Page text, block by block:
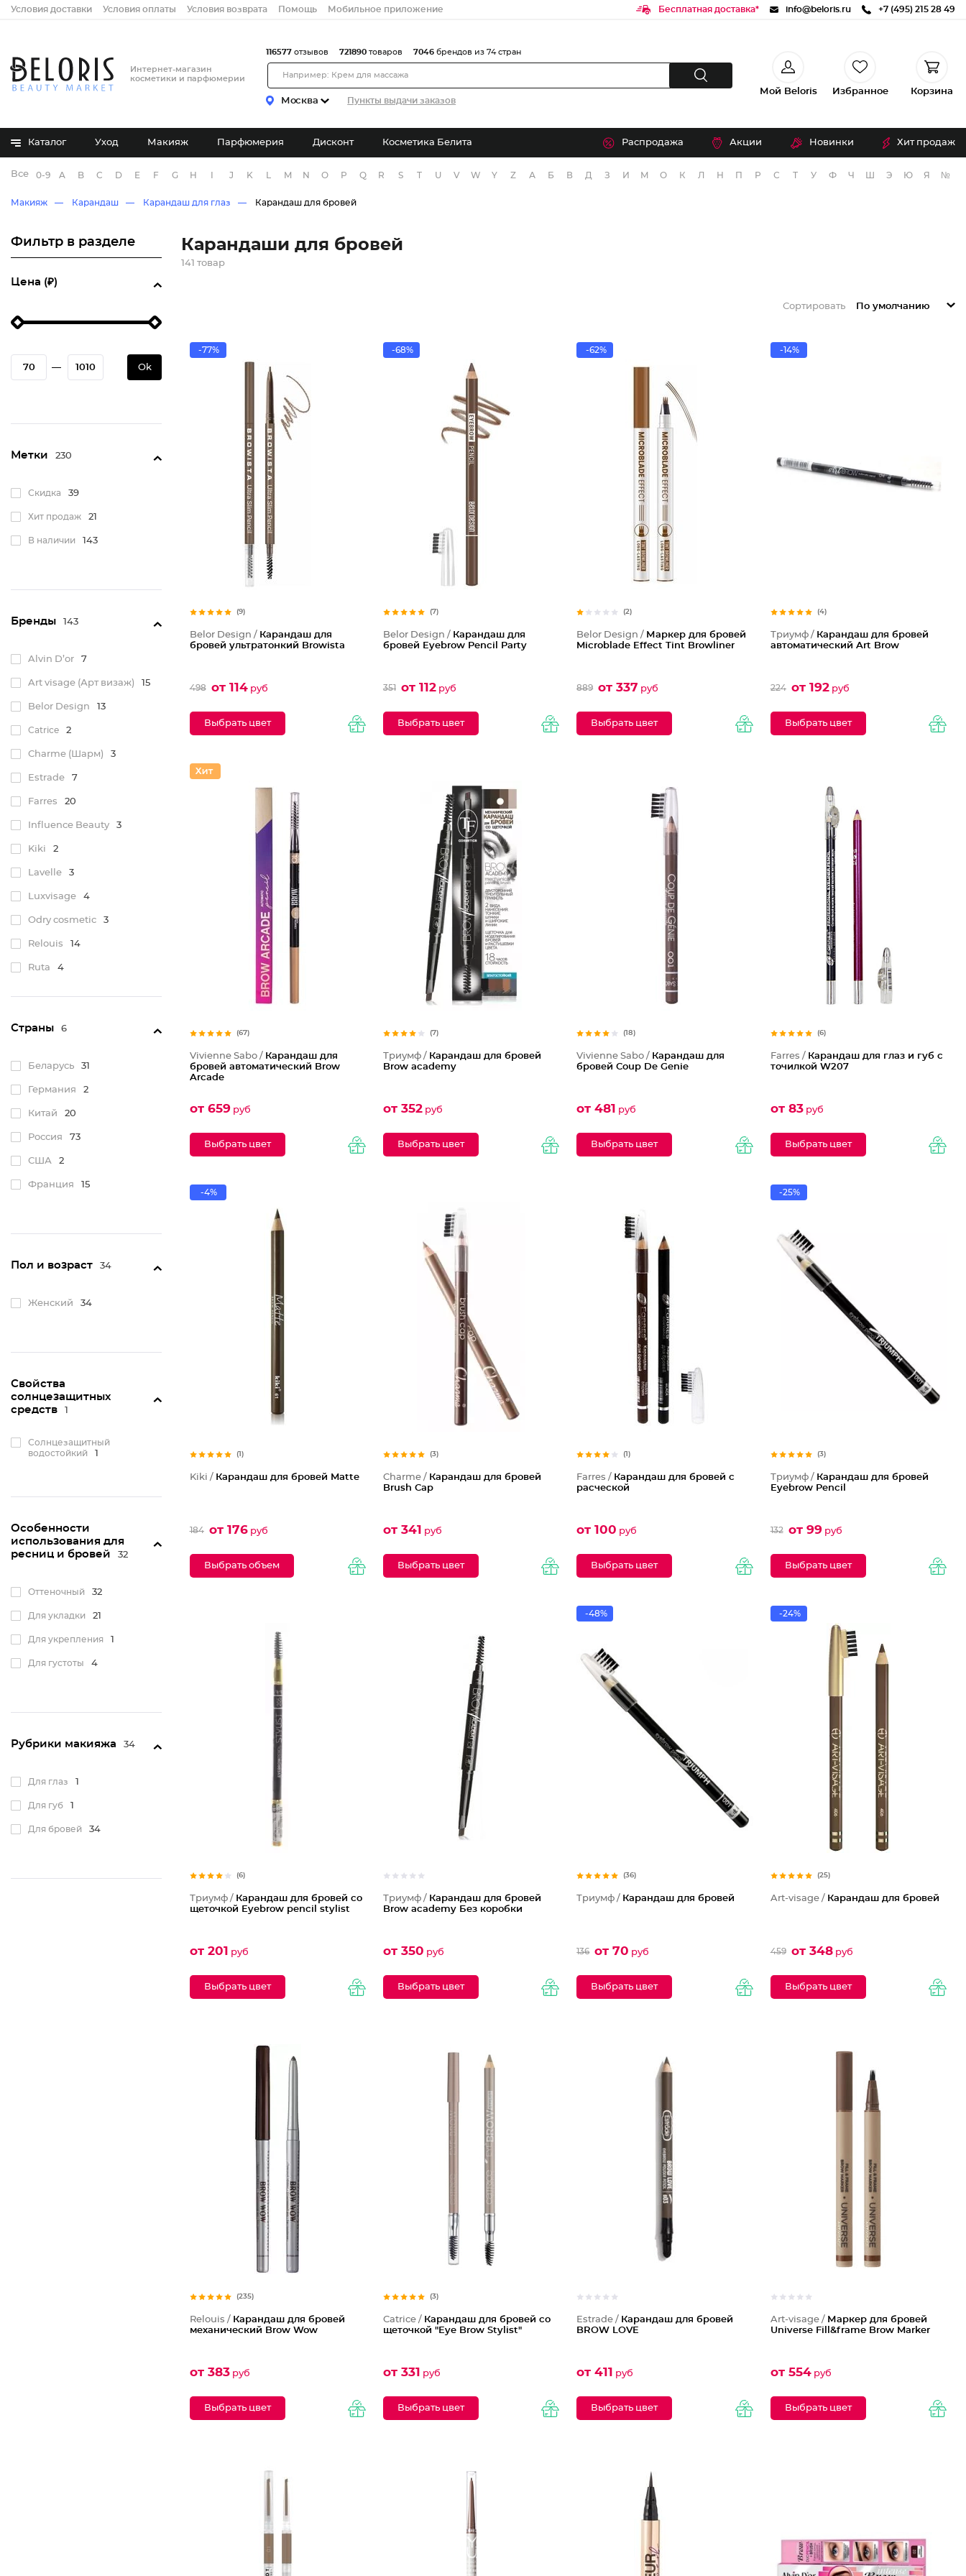
Условия доставки Условия оплаты Условия возврата Помощь Мобильное приложение Бесплатная доставка* info@beloris.ru +7 (495) 215 28 49
Интернет-магазин
косметики и парфюмерии
Москва Пункты выдачи заказов
116577 отзывов 721890 товаров 7046 брендов из 74 стран
Мой Beloris Избранное Корзина
Каталог Уход Макияж Парфюмерия Дисконт Косметика Белита Распродажа Акции Новинки Хит продаж
Все бренды
0-9 A B C D E F G H J K M N O P Q R S T U V W Y Z А Б В Д З И М О К Л Н П Р С Т У Ф Ч Э Ю Я №
Макияж Карандаш Карандаш для глаз Карандаш для бровей
Фильтр в разделе
Цена (₽)
— Ok
Метки 230
Скидка 39
Хит продаж 21
В наличии 143
Бренды 143
Alvin D’or 7
Art visage (Арт визаж) 15
Belor Design 13
Catrice 2
Charme (Шарм) 3
Estrade 7
Farres 20
Influence Beauty 3
Kiki 2
Lavelle 3
Luxvisage 4
Odry cosmetic 3
Relouis 14
Ruta 4
Страны 6
Беларусь 31
Германия 2
Китай 20
Россия 73
США 2
Франция 15
Пол и возраст 34
Женский 34
Свойства
солнцезащитных
средств
1
Солнцезащитный
водостойкий
1
Особенности
использования для
ресниц и бровей
32
Оттеночный 32
Для укладки 21
Для укрепления 1
Для густоты 4
Рубрики макияжа 34
Для глаз 1
Для губ 1
Для бровей 34
Карандаши для бровей
141 товар
Сортировать По умолчанию
-77%
(9)
Belor Design / Карандаш для
бровей ультратонкий Browista
498 от 114руб
Выбрать цвет
-68%
(7)
Belor Design / Карандаш для
бровей Eyebrow Pencil Party
351 от 112руб
Выбрать цвет
-62%
(2)
Belor Design / Маркер для бровей
Microblade Effect Tint Browliner
889 от 337 руб
Выбрать цвет
-14%
(4)
Триумф / Карандаш для бровей
автоматический Art Brow
224 от 192руб
Выбрать цвет
(67)
Vivienne Sabo / Карандаш для
бровей автоматический Brow
Arcade
от 659руб
Выбрать цвет
(7)
Триумф / Карандаш для бровей
Brow academy
от 352руб
Выбрать цвет
(18)
Vivienne Sabo / Карандаш для
бровей Coup De Genie
от 481 руб
Выбрать цвет
(6)
Farres / Карандаш для глаз и губ с
точилкой W207
от 83руб
Выбрать цвет
-4%
(1)
Kiki / Карандаш для бровей Matte
184 от 176руб
Выбрать объем
(3)
Charme / Карандаш для бровей
Brush Cap
от 341 руб
Выбрать цвет
(1)
Farres / Карандаш для бровей с
расческой
от 100 руб
Выбрать цвет
-25%
(3)
Триумф / Карандаш для бровей
Eyebrow Pencil
132 от 99руб
Выбрать цвет
(6)
Триумф / Карандаш для бровей со
щеточкой Eyebrow pencil stylist
от 201 руб
Выбрать цвет
Триумф / Карандаш для бровей
Brow academy Без коробки
от 350 руб
Выбрать цвет
-48%
(36)
Триумф / Карандаш для бровей
136 от 70 руб
Выбрать цвет
-24%
(25)
Art-visage / Карандаш для бровей
459 от 348руб
Выбрать цвет
(235)
Relouis / Карандаш для бровей
механический Brow Wow
от 383руб
Выбрать цвет
(3)
Catrice / Карандаш для бровей со
щеточкой "Eye Brow Stylist"
от 331 руб
Выбрать цвет
Estrade / Карандаш для бровей
BROW LOVE
от 411 руб
Выбрать цвет
Art-visage / Маркер для бровей
Universe Fill&frame Brow Marker
от 554руб
Выбрать цвет